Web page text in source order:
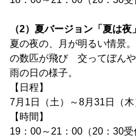
（2）夏バージョン「夏は夜」
夏の夜の、月が明るい情景
の数匹が飛び 交ってぼんや
雨の日の様子。
【日程】
7月1日（土）～8月31日（木
【時間】
19：00～21：00（20：30受